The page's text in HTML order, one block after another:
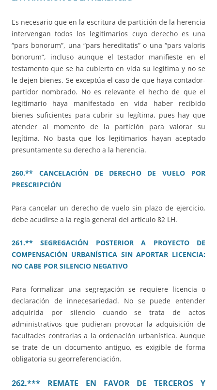
Es necesario que en la escritura de partición de la herencia
intervengan todos los legitimarios cuyo derecho es una
“pars bonorum”, una “pars hereditatis” o una “pars valoris
bonorum”, incluso aunque el testador manifieste en el
testamento que se ha cubierto en vida su legítima y no se
le dejen bienes. Se exceptúa el caso de que haya contador-
partidor nombrado. No es relevante el hecho de que el
legitimario haya manifestado en vida haber recibido
bienes suficientes para cubrir su legítima, pues hay que
atender al momento de la partición para valorar su
legítima. No basta que los legitimarios hayan aceptado
presuntamente su derecho a la herencia.
260.** CANCELACIÓN DE DERECHO DE VUELO POR
PRESCRIPCIÓN
Para cancelar un derecho de vuelo sin plazo de ejercicio,
debe acudirse a la regla general del artículo 82 LH.
261.** SEGREGACIÓN POSTERIOR A PROYECTO DE
COMPENSACIÓN URBANÍSTICA SIN APORTAR LICENCIA:
NO CABE POR SILENCIO NEGATIVO
Para formalizar una segregación se requiere licencia o
declaración de innecesariedad. No se puede entender
adquirida por silencio cuando se trata de actos
administrativos que pudieran provocar la adquisición de
facultades contrarias a la ordenación urbanística. Aunque
se trate de un documento antiguo, es exigible de forma
obligatoria su georreferenciación.
262.*** REMATE EN FAVOR DE TERCEROS Y